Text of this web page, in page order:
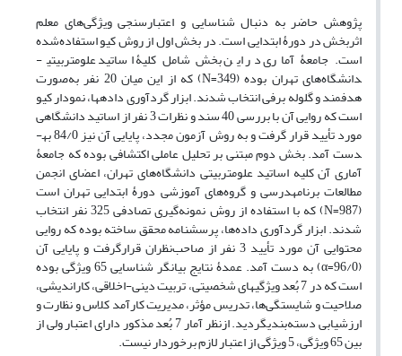
پژوهش حاضر به دنبال ­شناسایی­ و اعتبارسنجی ویژگی‌های معلم
اثربخش در دورۀ ابتدایی است. در بخش اول از روش کیو استفاده‌شده
است. جامعۀ آماری در این بخش شامل کلیۀ اساتید علوم­تربیتی­
دانشگاه‌های تهران بوده (349=N) که از این میان 20 نفر به‌صورت
هدفمند و گلوله برفی انتخاب شدند. ابزار گردآوری داده­ها، نمودار کیو
است که روایی آن با بررسی 40 سند و نظرات 3 نفر از اساتید دانشگاهی
مورد تأیید قرار گرفت و به روش آزمون مجدد، پایایی آن نیز 84/0 به­
دست آمد. بخش دوم مبتنی بر تحلیل عاملی اکتشافی بوده که جامعۀ
آماری آن کلیه اساتید علوم­تربیتی دانشگاه‌های تهران، اعضای انجمن
مطالعات برنامه­درسی و گروه‌های آموزشی دورۀ ابتدایی تهران است
(987=N) که با استفاده از روش نمونه‌گیری تصادفی 325 نفر انتخاب
شدند. ابزار گردآوری داده‌ها، پرسشنامه محقق ساخته بوده که روایی
محتوایی آن مورد تأیید 3 نفر از صاحب‌نظران قرارگرفت و پایایی آن
(96/0=α) به دست آمد. عمدۀ نتایج بیانگر شناسایی 65 ویژگی بوده
است که در 7 بُعد ویژگی­های شخصیتی، تربیت دینی-اخلاقی، کاراندیشی،
صلاحیت و شایستگی‌ها، تدریس مؤثر، مدیریت کارآمد کلاس و نظارت و
ارزشیابی دسته‌بندی­گردید. ازنظر آمار 7 بُعد مذکور دارای اعتبار ولی از
بین 65 ویژگی، 5 ویژگی از اعتبار لازم برخوردار نیست.